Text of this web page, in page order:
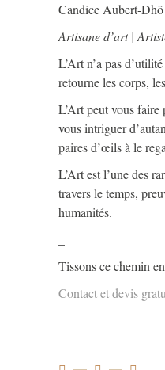
Candice Aubert-Dhô
Artisane d’art |
L’Art n’a pas
retourne les corps,
L’Art peut vous faire
vous intriguer
paires d’œils à le
L’Art est l’une des
travers le temps,
humanités.
Tissons ce chemin
Contact et devis